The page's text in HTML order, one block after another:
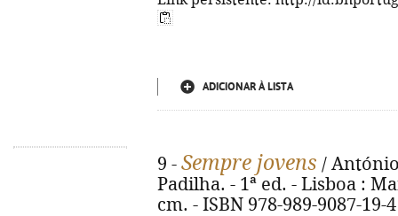
ADICIONAR À LISTA
9 - Sempre jovens /
Padilha. - 1ª ed. - Lisboa :
cm. - ISBN 978-989-9087-19-4